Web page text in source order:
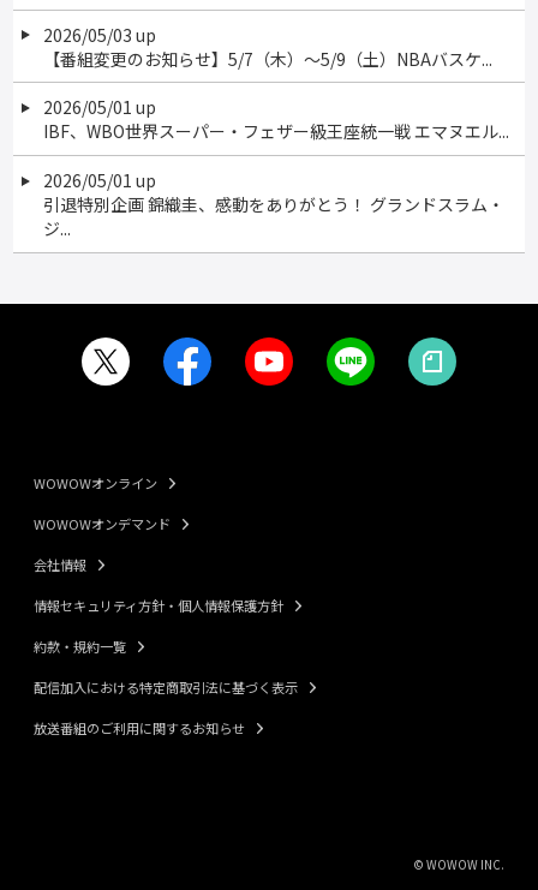
2026/05/03 up
【番組変更のお知らせ】5/7（木）～5/9（土）NBAバスケ...
2026/05/01 up
IBF、WBO世界スーパー・フェザー級王座統一戦 エマヌエル...
2026/05/01 up
引退特別企画 錦織圭、感動をありがとう！ グランドスラム・
ジ...
WOWOWオンライン
WOWOWオンデマンド
会社情報
情報セキュリティ方針・個人情報保護方針
約款・規約一覧
配信加入における特定商取引法に基づく表示
放送番組のご利用に関するお知らせ
© WOWOW INC.